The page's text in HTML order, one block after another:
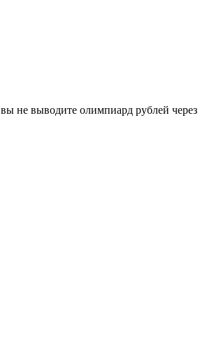
не выводите олимпиард рублей через